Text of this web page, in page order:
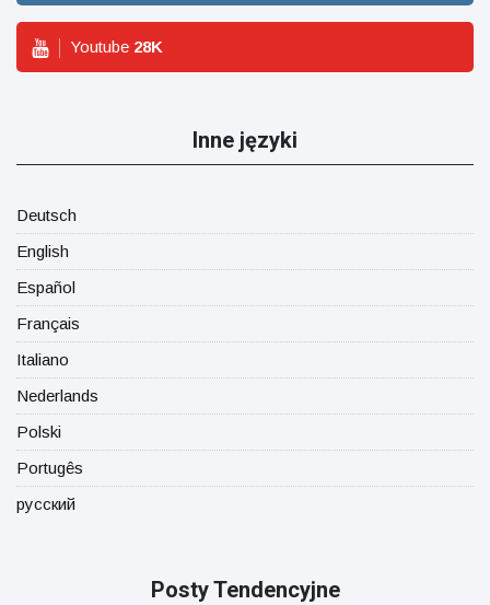
Youtube 28K
Inne języki
Deutsch
English
Español
Français
Italiano
Nederlands
Polski
Portugês
русский
Posty Tendencyjne